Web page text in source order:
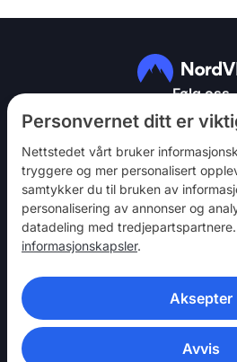
Personvernet ditt er
Nettstedet vårt bruker
tryggere og mer personalisert
samtykker du til bruken av
personalisering av annonser og
datadeling med
informasjonskapsler.
Aksepter
Avvis
Følg oss
NordVPN
Bli med
Hjelp
Oppdag
VPN-APPER